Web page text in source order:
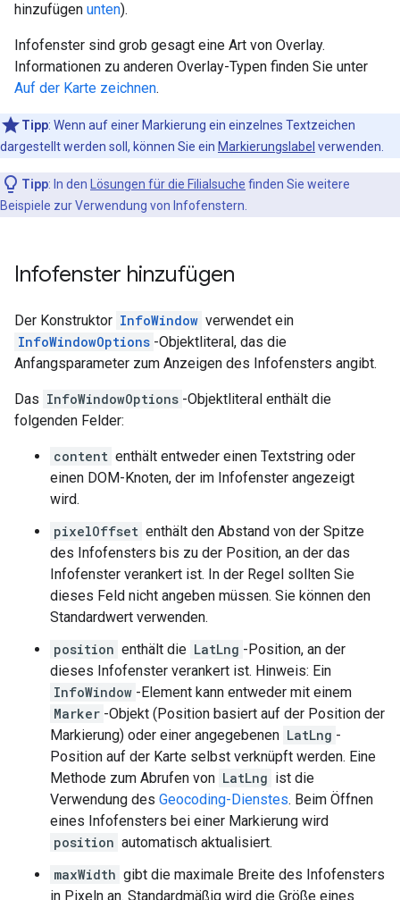
hinzufügen unten).
Infofenster sind grob gesagt eine Art von Overlay.
Informationen zu anderen Overlay-Typen finden Sie unter
Auf der Karte zeichnen.
Tipp: Wenn auf einer Markierung ein einzelnes Textzeichen
dargestellt werden soll, können Sie ein Markierungslabel verwenden.
Tipp: In den Lösungen für die Filialsuche finden Sie weitere
Beispiele zur Verwendung von Infofenstern.
Infofenster hinzufügen
Der Konstruktor InfoWindow verwendet ein
InfoWindowOptions -Objektliteral, das die
Anfangsparameter zum Anzeigen des Infofensters angibt.
Das InfoWindowOptions -Objektliteral enthält die
folgenden Felder:
content enthält entweder einen Textstring oder
einen DOM-Knoten, der im Infofenster angezeigt
wird.
pixelOffset enthält den Abstand von der Spitze
des Infofensters bis zu der Position, an der das
Infofenster verankert ist. In der Regel sollten Sie
dieses Feld nicht angeben müssen. Sie können den
Standardwert verwenden.
position enthält die LatLng -Position, an der
dieses Infofenster verankert ist. Hinweis: Ein
InfoWindow -Element kann entweder mit einem
Marker -Objekt (Position basiert auf der Position der
Markierung) oder einer angegebenen LatLng -
Position auf der Karte selbst verknüpft werden. Eine
Methode zum Abrufen von LatLng ist die
Verwendung des Geocoding-Dienstes. Beim Öffnen
eines Infofensters bei einer Markierung wird
position automatisch aktualisiert.
maxWidth gibt die maximale Breite des Infofensters
in Pixeln an. Standardmäßig wird die Größe eines